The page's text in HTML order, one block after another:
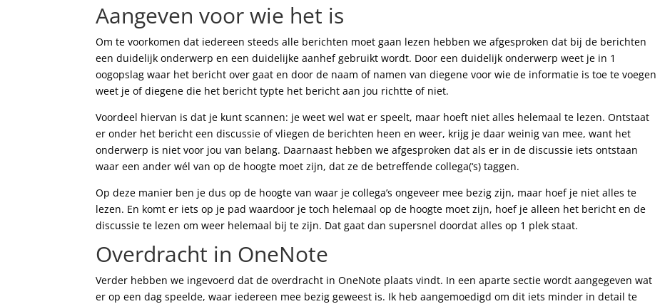
Aangeven voor wie het is
Om te voorkomen dat iedereen steeds alle berichten moet gaan lezen hebben we afgesproken dat bij de berichten
een duidelijk onderwerp en een duidelijke aanhef gebruikt wordt. Door een duidelijk onderwerp weet je in 1
oogopslag waar het bericht over gaat en door de naam of namen van diegene voor wie de informatie is toe te voegen
weet je of diegene die het bericht typte het bericht aan jou richtte of niet.
Voordeel hiervan is dat je kunt scannen: je weet wel wat er speelt, maar hoeft niet alles helemaal te lezen. Ontstaat
er onder het bericht een discussie of vliegen de berichten heen en weer, krijg je daar weinig van mee, want het
onderwerp is niet voor jou van belang. Daarnaast hebben we afgesproken dat als er in de discussie iets ontstaan
waar een ander wél van op de hoogte moet zijn, dat ze de betreffende collega(‘s) taggen.
Op deze manier ben je dus op de hoogte van waar je collega’s ongeveer mee bezig zijn, maar hoef je niet alles te
lezen. En komt er iets op je pad waardoor je toch helemaal op de hoogte moet zijn, hoef je alleen het bericht en de
discussie te lezen om weer helemaal bij te zijn. Dat gaat dan supersnel doordat alles op 1 plek staat.
Overdracht in OneNote
Verder hebben we ingevoerd dat de overdracht in OneNote plaats vindt. In een aparte sectie wordt aangegeven wat
er op een dag speelde, waar iedereen mee bezig geweest is. Ik heb aangemoedigd om dit iets minder in detail te